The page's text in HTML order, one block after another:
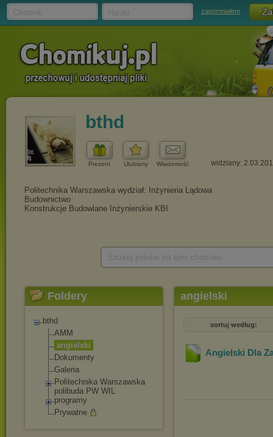
zapomniałem
bthd
Prezent Ulubiony Wiadomość widziany:
Foldery
bthd
AMM
angielski
Dokumenty
Galeria
Politechnika Warszawska
polibuda PW WIL
programy
Prywatne
angielski
sortuj według:
Angielski Dla